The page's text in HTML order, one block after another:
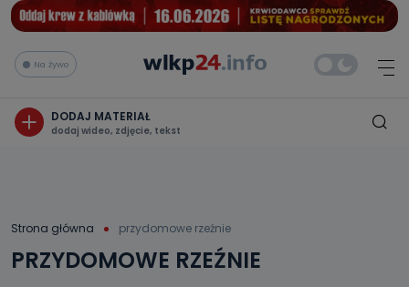
Na żywo
DODAJ MATERIAŁ
dodaj wideo, zdjęcie, tekst
Strona główna przydomowe rzeźnie
PRZYDOMOWE RZEŹNIE